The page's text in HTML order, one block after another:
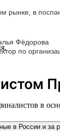
рынке, в
Фёдорова
по
в
в России и за